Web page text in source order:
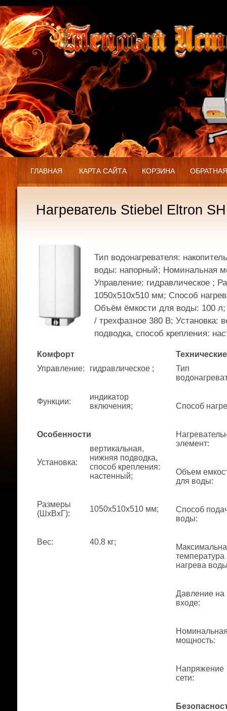
ГЛАВНАЯ КАРТА САЙТА КОРЗИНА
Нагреватель Stiebel Eltron
Тип водонагревателя:
воды: напорный; Номинальная
Управление: гидравлическое ;
1050x510x510 мм; Способ
Объём ёмкости для воды: 100
/ трехфазное 380 В; Установка:
подводка, способ крепления:
Комфорт
Управление: гидравлическое ;
Функции:
индикатор
включения;
Особенности
Установка:
вертикальная,
нижняя подводка,
способ крепления:
настенный;
Размеры
(ШхВхГ):
1050x510x510 мм;
Вес: 40.8 кг;
Тип
Способ
элемент:
Объем
для воды:
Способ
воды:
температура
нагрева
Давление на
входе:
мощность:
Напряжение
сети: